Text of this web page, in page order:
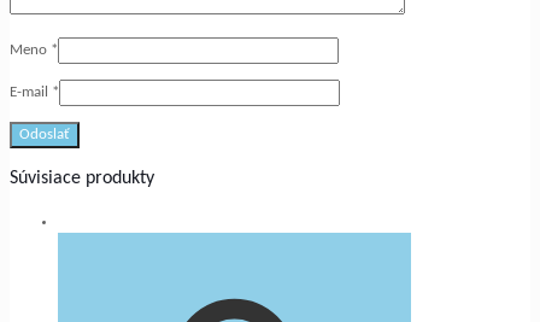
Meno *
E-mail *
Súvisiace produkty